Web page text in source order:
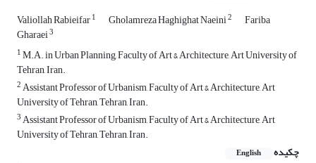
Valiollah Rabieifar1 Gholamreza Haghighat Naeini2 Fariba
Gharaei3
1M.A. in Urban Planning, Faculty of Art & Architecture, Art University of
Tehran, Iran.
2Assistant Professor of Urbanism, Faculty of Art & Architecture, Art
University of Tehran, Tehran, Iran.
3Assistant Professor of Urbanism, Faculty of Art & Architecture, Art
University of Tehran, Tehran, Iran.
چکیده
English